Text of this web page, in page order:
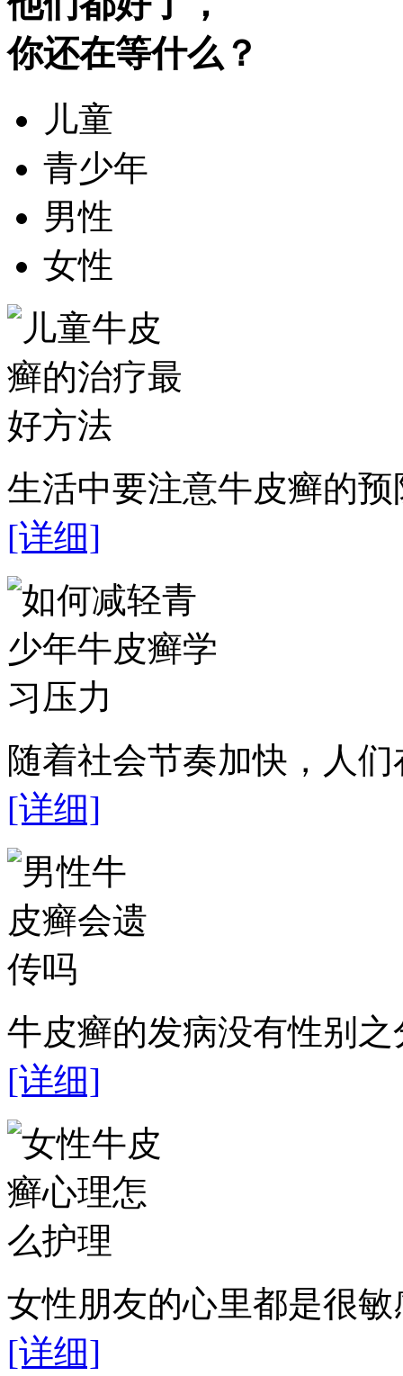
你还在等什么？
儿童
青少年
男性
女性
生活中要注意牛皮癣的
[详细]
随着社会节奏加快，人
[详细]
牛皮癣的发病没有性别
[详细]
女性朋友的心里都是很
[详细]